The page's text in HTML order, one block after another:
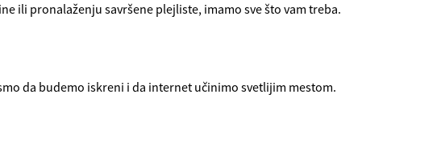
ili pronalaženju savršene plejliste, imamo sve što vam treba.
da budemo iskreni i da internet učinimo svetlijim mestom.